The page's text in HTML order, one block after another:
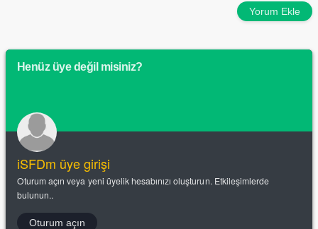
Yorum Ekle
Henüz üye değil misiniz?
iSFDm üye girişi
Oturum açın veya yeni üyelik hesabınızı oluşturun. Etkileşimlerde
bulunun..
Oturum açın